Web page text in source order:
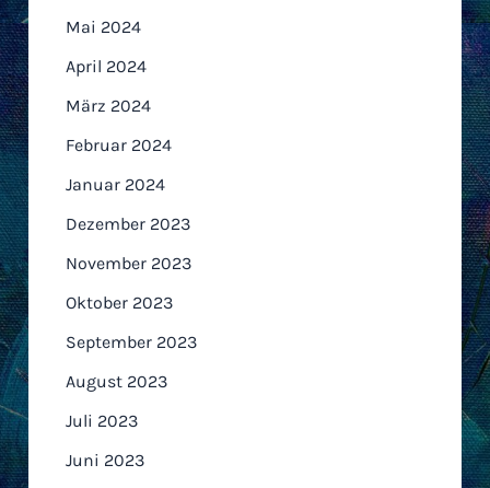
Mai 2024
April 2024
März 2024
Februar 2024
Januar 2024
Dezember 2023
November 2023
Oktober 2023
September 2023
August 2023
Juli 2023
Juni 2023